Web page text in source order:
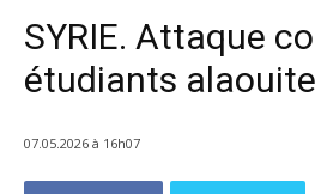
SYRIE. Attaque
étudiants
07.05.2026 à 16h07